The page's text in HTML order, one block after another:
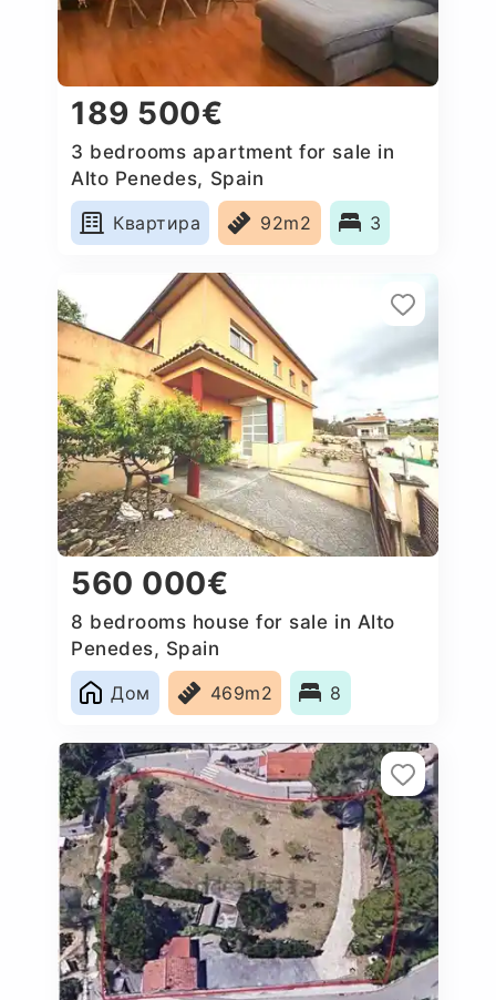
189 500€
3 bedrooms apartment for sale in
Alto Penedes, Spain
Квартира
92m2 3
560 000€
8 bedrooms house for sale in Alto
Penedes, Spain
Дом
469m2 8